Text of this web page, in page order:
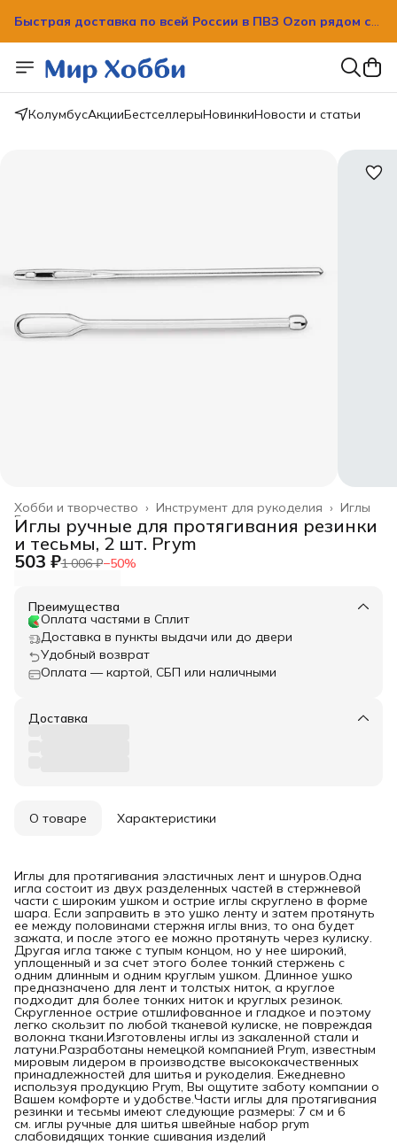
Быстрая доставка по всей России в ПВЗ Ozon рядом с
Быстрая доставка по всей России в ПВЗ Ozon рядом с
вашим домом!
КолумбусАкцииБестселлерыНовинкиНовости и статьи
Иглы
Инструмент для рукоделия ›
Хобби и творчество ›
Главная ›
Иглы ручные для протягивания резинки
и тесьмы, 2 шт. Prym
503 ₽1 006 ₽−50%
Преимущества
Оплата частями в Сплит
Доставка в пункты выдачи или до двери
Удобный возврат
Оплата — картой, СБП или наличными
Доставка
О товаре Характеристики
Иглы для протягивания эластичных лент и шнуров.Одна
игла состоит из двух разделенных частей в стержневой
части с широким ушком и острие иглы скруглено в форме
шара. Если заправить в это ушко ленту и затем протянуть
ее между половинами стержня иглы вниз, то она будет
зажата, и после этого ее можно протянуть через кулиску.
Другая игла также с тупым концом, но у нее широкий,
уплощенный и за счет этого более тонкий стержень с
одним длинным и одним круглым ушком. Длинное ушко
предназначено для лент и толстых ниток, а круглое
подходит для более тонких ниток и круглых резинок.
Скругленное острие отшлифованное и гладкое и поэтому
легко скользит по любой тканевой кулиске, не повреждая
волокна ткани.Изготовлены иглы из закаленной стали и
латуни.Разработаны немецкой компанией Prym, известным
мировым лидером в производстве высококачественных
принадлежностей для шитья и рукоделия. Ежедневно
используя продукцию Prym, Вы ощутите заботу компании о
Вашем комфорте и удобстве.Части иглы для протягивания
резинки и тесьмы имеют следующие размеры: 7 см и 6
см. иглы ручные для шитья швейные набор prym
слабовидящих тонкие сшивания изделий